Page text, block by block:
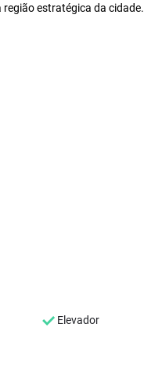
região estratégica da cidade.
Elevador